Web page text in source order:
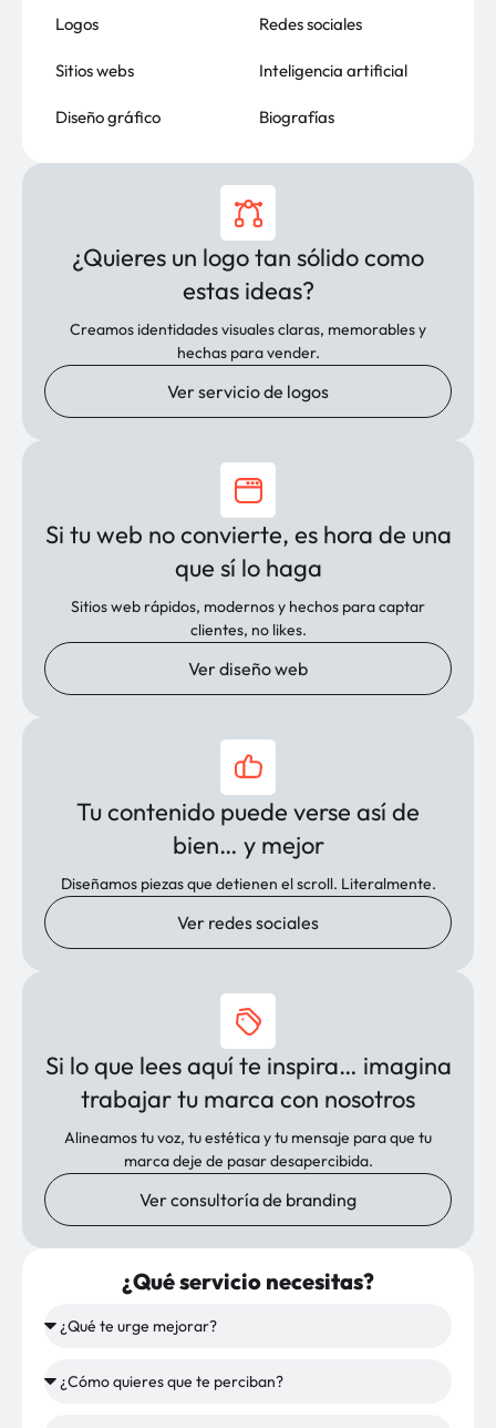
Logos
Sitios webs
Diseño gráfico
Redes sociales
Inteligencia artificial
Biografías
¿Quieres un logo tan sólido como
estas ideas?
Creamos identidades visuales claras, memorables y
hechas para vender.
Ver servicio de logos
Si tu web no convierte, es hora de una
que sí lo haga
Sitios web rápidos, modernos y hechos para captar
clientes, no likes.
Ver diseño web
Tu contenido puede verse así de
bien… y mejor
Diseñamos piezas que detienen el scroll. Literalmente.
Ver redes sociales
Si lo que lees aquí te inspira… imagina
trabajar tu marca con nosotros
Alineamos tu voz, tu estética y tu mensaje para que tu
marca deje de pasar desapercibida.
Ver consultoría de branding
¿Qué servicio necesitas?